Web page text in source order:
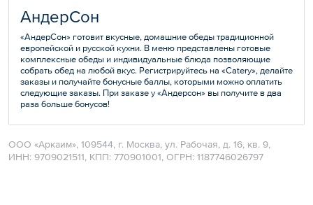
АндерСон
«АндерСон» готовит вкусные, домашние обеды традиционной
европейской и русской кухни. В меню представлены готовые
комплексные обеды и индивидуальные блюда позволяющие
собрать обед на любой вкус. Регистрируйтесь на «Catery», делайте
заказы и получайте бонусные баллы, которыми можно оплатить
следующие заказы. При заказе у «Андерсон» вы получите в два
раза больше бонусов!
ООО «Аркаим», 109544, г. Москва, ул. Рабочая, д. 16, кв. 9,
ИНН: 9709021511, КПП: 770901001, ОГРН: 1187746026797